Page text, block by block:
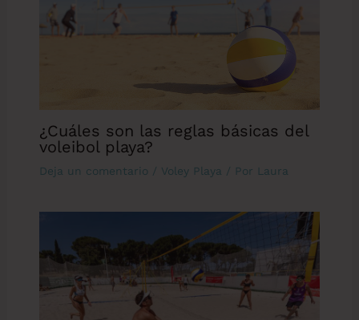
¿Cuáles son las reglas básicas del
voleibol playa?
Deja un comentario / Voley Playa / Por Laura